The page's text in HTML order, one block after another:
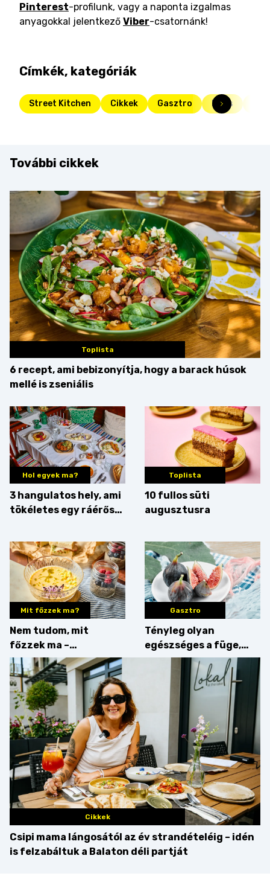
Pinterest-profilunk, vagy a naponta izgalmas
anyagokkal jelentkező Viber-csatornánk!
Címkék, kategóriák
Street Kitchen Cikkek Gasztro Friss
További cikkek
Toplista
6 recept, ami bebizonyítja, hogy a barack húsok
mellé is zseniális
Hol egyek ma?
3 hangulatos hely, ami
tökéletes egy ráérős
Toplista
10 fullos süti
augusztusra
Mit főzzek ma?
Nem tudom, mit
főzzek ma –
Villámgyors menü
Gasztro
Tényleg olyan
egészséges a füge,
mint amilyennek
gondoljuk?
Cikkek
Csipi mama lángosától az év strandételéig – idén
is felzabáltuk a Balaton déli partját